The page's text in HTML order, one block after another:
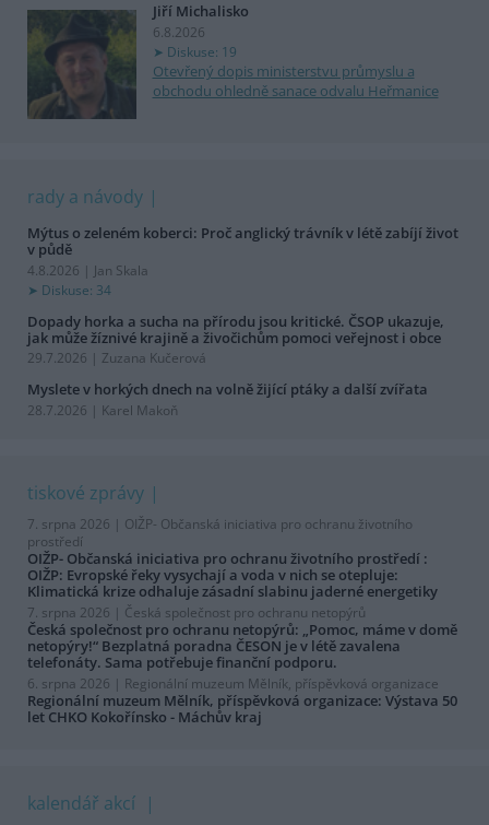
Jiří Michalisko
6.8.2026
Diskuse: 19
Otevřený dopis ministerstvu průmyslu a
obchodu ohledně sanace odvalu Heřmanice
rady a návody
Mýtus o zeleném koberci: Proč anglický trávník v létě zabíjí život
v půdě
4.8.2026 | Jan Skala
Diskuse: 34
Dopady horka a sucha na přírodu jsou kritické. ČSOP ukazuje,
jak může žíznivé krajině a živočichům pomoci veřejnost i obce
29.7.2026 | Zuzana Kučerová
Myslete v horkých dnech na volně žijící ptáky a další zvířata
28.7.2026 | Karel Makoň
tiskové zprávy
7. srpna 2026 | OIŽP- Občanská iniciativa pro ochranu životního
prostředí
OIŽP- Občanská iniciativa pro ochranu životního prostředí :
OIŽP: Evropské řeky vysychají a voda v nich se otepluje:
Klimatická krize odhaluje zásadní slabinu jaderné energetiky
7. srpna 2026 | Česká společnost pro ochranu netopýrů
Česká společnost pro ochranu netopýrů: „Pomoc, máme v domě
netopýry!“ Bezplatná poradna ČESON je v létě zavalena
telefonáty. Sama potřebuje finanční podporu.
6. srpna 2026 | Regionální muzeum Mělník, příspěvková organizace
Regionální muzeum Mělník, příspěvková organizace: Výstava 50
let CHKO Kokořínsko - Máchův kraj
kalendář akcí